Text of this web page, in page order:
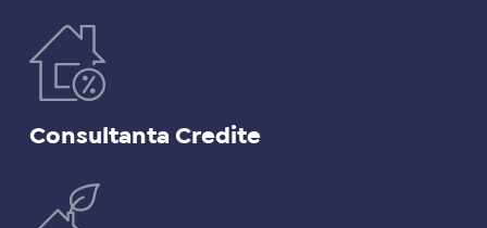
Consultanta Credite